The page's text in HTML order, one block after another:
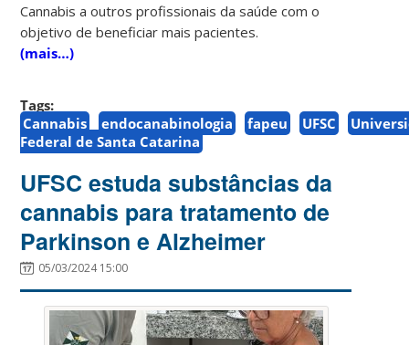
Cannabis a outros profissionais da saúde com o
objetivo de beneficiar mais pacientes.
(mais…)
Tags:
Cannabis
endocanabinologia fapeu UFSC
Federal de Santa Catarina
UFSC estuda substâncias da
cannabis para tratamento de
Parkinson e Alzheimer
05/03/2024 15:00